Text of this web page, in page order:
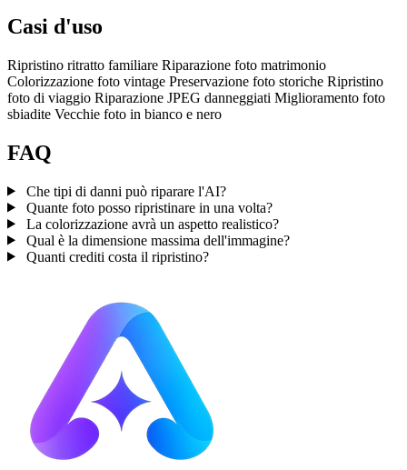
Casi d'uso
Ripristino ritratto familiare Riparazione foto matrimonio
Colorizzazione foto vintage Preservazione foto storiche Ripristino
foto di viaggio Riparazione JPEG danneggiati Miglioramento foto
sbiadite Vecchie foto in bianco e nero
FAQ
Che tipi di danni può riparare l'AI?
Quante foto posso ripristinare in una volta?
La colorizzazione avrà un aspetto realistico?
Qual è la dimensione massima dell'immagine?
Quanti crediti costa il ripristino?